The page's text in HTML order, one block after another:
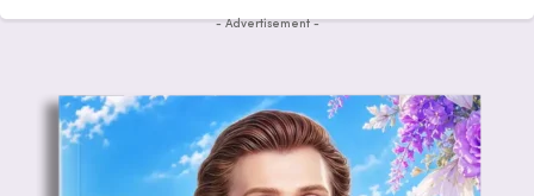
- Advertisement -